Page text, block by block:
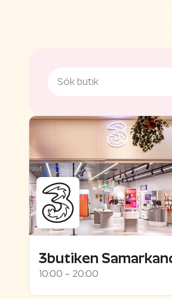
3butiken
10:00 – 20:00